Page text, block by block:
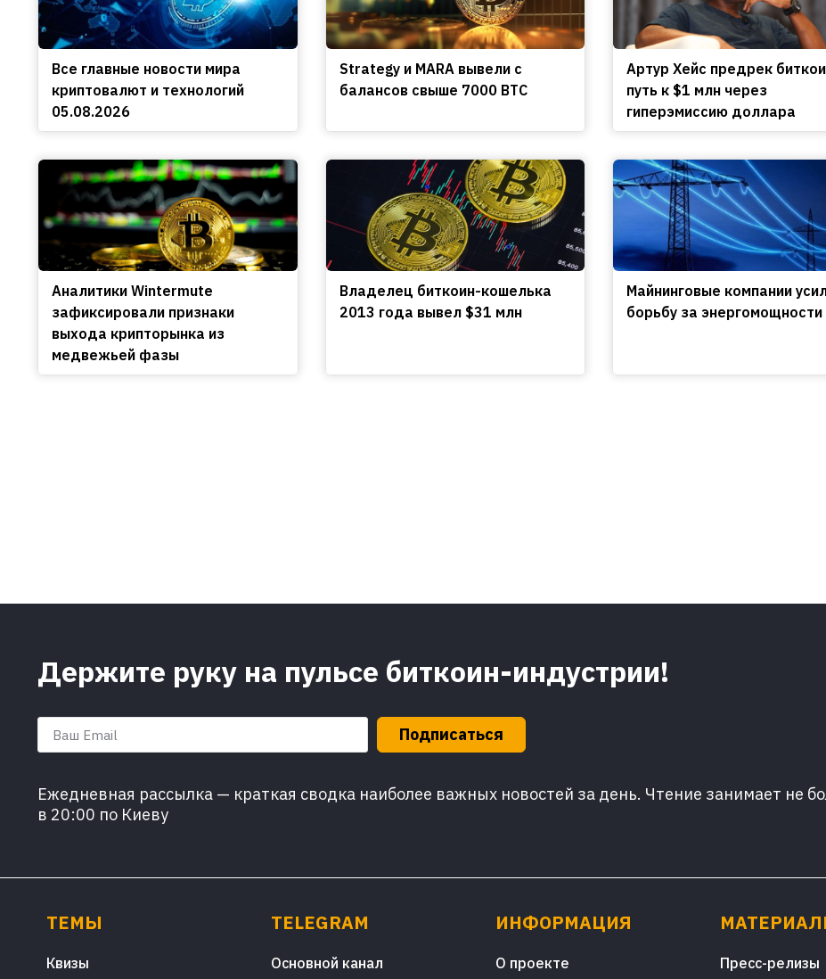
Все главные новости мира
криптовалют и технологий
05.08.2026
Strategy и MARA вывели с
балансов свыше 7000 BTC
Артур Хейс предрек
путь к $1 млн через
гиперэмиссию доллара
Аналитики Wintermute
зафиксировали признаки
выхода крипторынка из
медвежьей фазы
Владелец биткоин-кошелька
2013 года вывел $31 млн
Майнинговые компании
борьбу за энергомощности
Держите руку на пульсе биткоин-индустрии!
Подписаться
Ежедневная рассылка — краткая сводка наиболее важных новостей за день. Чтение занимает не
в 20:00 по Киеву
ТЕМЫ
Квизы
TELEGRAM
Основной канал
ИНФОРМАЦИЯ
О проекте Пресс-релизы